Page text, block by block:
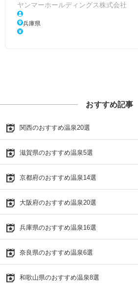
ヤンマーホールディングス株式会社
兵庫県
おすすめ記事
関西のおすすめ温泉20選
滋賀県のおすすめ温泉5選
京都府のおすすめ温泉14選
大阪府のおすすめ温泉20選
兵庫県のおすすめ温泉16選
奈良県のおすすめ温泉6選
和歌山県のおすすめ温泉8選